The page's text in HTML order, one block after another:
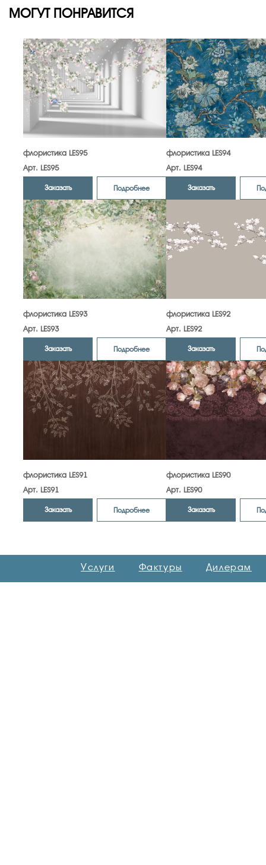
МОГУТ ПОНРАВИТСЯ
флористика LES95
Арт. LES95
Заказать Подробнее
флористика LES94
Арт. LES94
Заказать
флористика LES93
Арт. LES93
Заказать Подробнее
флористика LES92
Арт. LES92
Заказать
флористика LES91
Арт. LES91
Заказать Подробнее
флористика LES90
Арт. LES90
Заказать
Услуги Фактуры Дилерам